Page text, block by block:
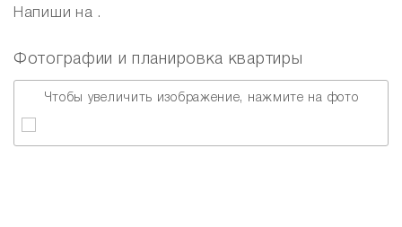
Напиши на .
Фотографии и планировка квартиры
Чтобы увеличить изображение, нажмите на фото